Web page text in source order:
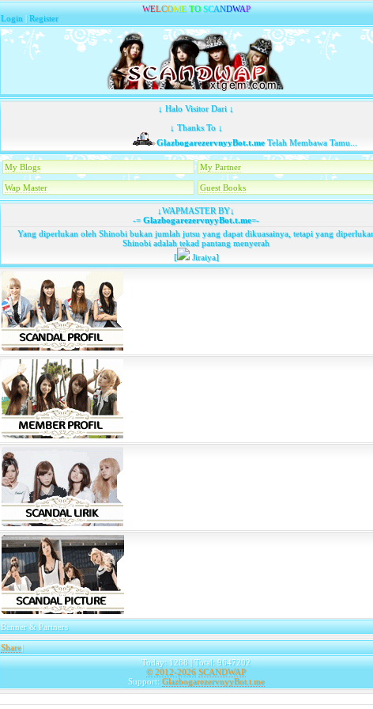
WELCOME TO SCANDWAP
Login |Register
↓ Halo Visitor Dari ↓
↓ Thanks To ↓
GlazbogarezervnyyBot.t.meTelah Membawa Tamu...
My Blogs My Partner
Wap Master Guest Books
↓WAPMASTER BY↓
-=GlazbogarezervnyyBot.t.me=-
Yang diperlukan oleh Shinobi bukan jumlah jutsu yang dapat dikuasainya, tetapi yang
Shinobi adalah tekad pantang menyerah
[
Jiraiya]
Banner & Partners
Share|
Today: 1288 | Total: 9647202
© 2012-2026 SCANDWAP
Support: GlazbogarezervnyyBot.t.me